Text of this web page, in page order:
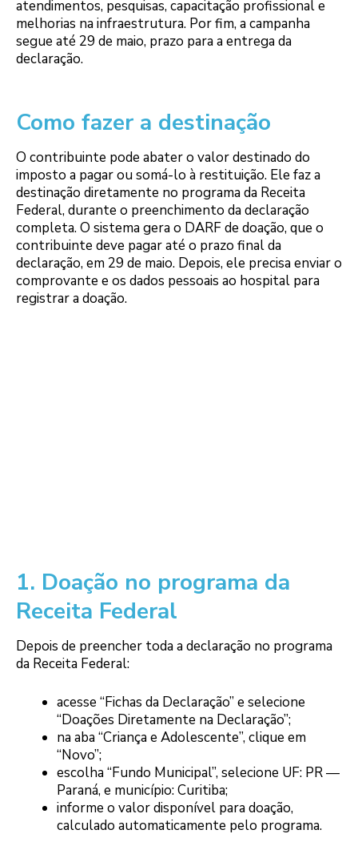
atendimentos, pesquisas, capacitação profissional e
melhorias na infraestrutura. Por fim, a campanha
segue até 29 de maio, prazo para a entrega da
declaração.
Como fazer a destinação
O contribuinte pode abater o valor destinado do
imposto a pagar ou somá-lo à restituição. Ele faz a
destinação diretamente no programa da Receita
Federal, durante o preenchimento da declaração
completa. O sistema gera o DARF de doação, que o
contribuinte deve pagar até o prazo final da
declaração, em 29 de maio. Depois, ele precisa enviar o
comprovante e os dados pessoais ao hospital para
registrar a doação.
1. Doação no programa da
Receita Federal
Depois de preencher toda a declaração no programa
da Receita Federal:
acesse “Fichas da Declaração” e selecione
“Doações Diretamente na Declaração”;
na aba “Criança e Adolescente”, clique em
“Novo”;
escolha “Fundo Municipal”, selecione UF: PR —
Paraná, e município: Curitiba;
informe o valor disponível para doação,
calculado automaticamente pelo programa.